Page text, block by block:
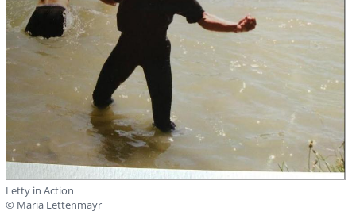
Letty in Action
© Maria Lettenmayr